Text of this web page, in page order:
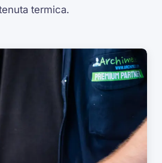
termica.